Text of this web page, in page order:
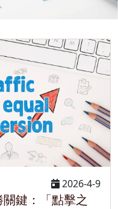
2026-4-9
鍵：「點擊之